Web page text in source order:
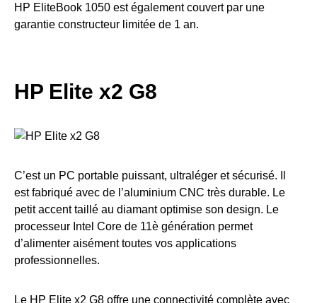
HP EliteBook 1050 est également couvert par une
garantie constructeur limitée de 1 an.
HP Elite x2 G8
C’est un PC portable puissant, ultraléger et sécurisé. Il
est fabriqué avec de l’aluminium CNC très durable. Le
petit accent taillé au diamant optimise son design. Le
processeur Intel Core de 11è génération permet
d’alimenter aisément toutes vos applications
professionnelles.
Le HP Elite x2 G8 offre une connectivité complète avec